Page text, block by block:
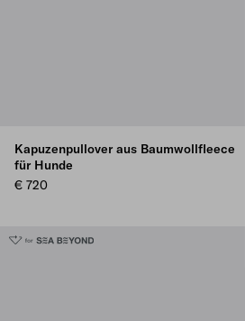
Kapuzenpullover aus Baumwollfleece
für Hunde
€ 720